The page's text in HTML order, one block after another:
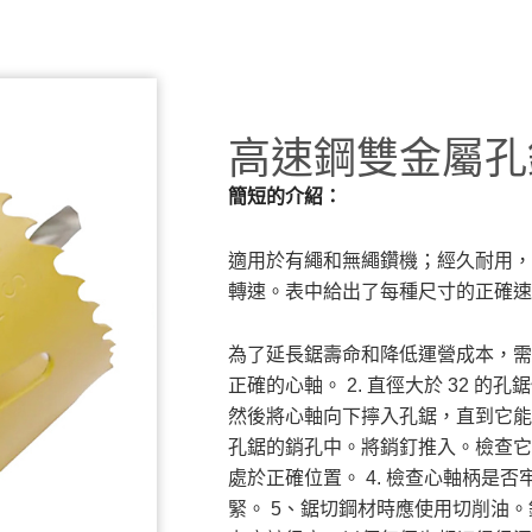
高速鋼雙金屬
簡短的介紹：
適用於有繩和無繩鑽機；經久耐用
轉速。表中給出了每種尺寸的正確
為了延長鋸壽命和降低運營成本，
正確的心軸。 2. 直徑大於 32 的孔
然後將心軸向下擰入孔鋸，直到它
孔鋸的銷孔中。將銷釘推入。檢查
處於正確位置。 4. 檢查心軸柄是否
緊。 5、鋸切鋼材時應使用切削油